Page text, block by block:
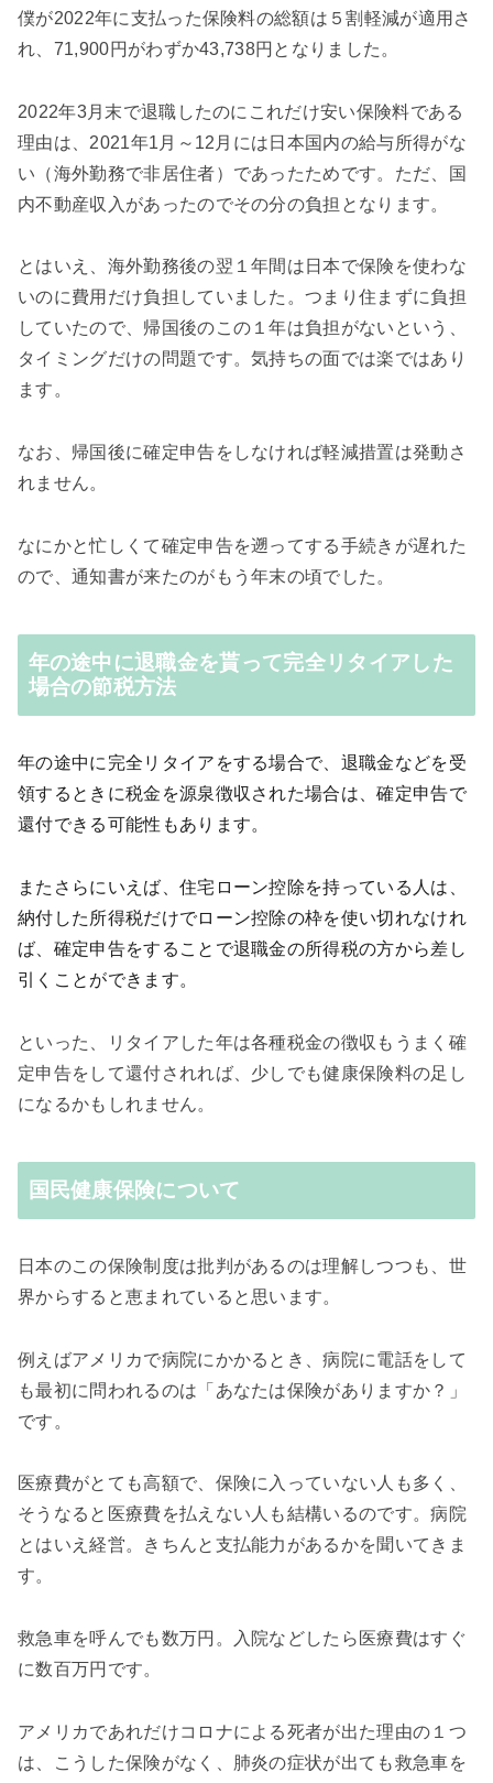
僕が2022年に支払った保険料の総額は５割軽減が適用さ
れ、71,900円がわずか43,738円となりました。
2022年3月末で退職したのにこれだけ安い保険料である
理由は、2021年1月～12月には日本国内の給与所得がな
い（海外勤務で非居住者）であったためです。ただ、国
内不動産収入があったのでその分の負担となります。
とはいえ、海外勤務後の翌１年間は日本で保険を使わな
いのに費用だけ負担していました。つまり住まずに負担
していたので、帰国後のこの１年は負担がないという、
タイミングだけの問題です。気持ちの面では楽ではあり
ます。
なお、帰国後に確定申告をしなければ軽減措置は発動さ
れません。
なにかと忙しくて確定申告を遡ってする手続きが遅れた
ので、通知書が来たのがもう年末の頃でした。
年の途中に退職金を貰って完全リタイアした
場合の節税方法
年の途中に完全リタイアをする場合で、退職金などを受
領するときに税金を源泉徴収された場合は、確定申告で
還付できる可能性もあります。
またさらにいえば、住宅ローン控除を持っている人は、
納付した所得税だけでローン控除の枠を使い切れなけれ
ば、確定申告をすることで退職金の所得税の方から差し
引くことができます。
といった、リタイアした年は各種税金の徴収もうまく確
定申告をして還付されれば、少しでも健康保険料の足し
になるかもしれません。
国民健康保険について
日本のこの保険制度は批判があるのは理解しつつも、世
界からすると恵まれていると思います。
例えばアメリカで病院にかかるとき、病院に電話をして
も最初に問われるのは「あなたは保険がありますか？」
です。
医療費がとても高額で、保険に入っていない人も多く、
そうなると医療費を払えない人も結構いるのです。病院
とはいえ経営。きちんと支払能力があるかを聞いてきま
す。
救急車を呼んでも数万円。入院などしたら医療費はすぐ
に数百万円です。
アメリカであれだけコロナによる死者が出た理由の１つ
は、こうした保険がなく、肺炎の症状が出ても救急車を